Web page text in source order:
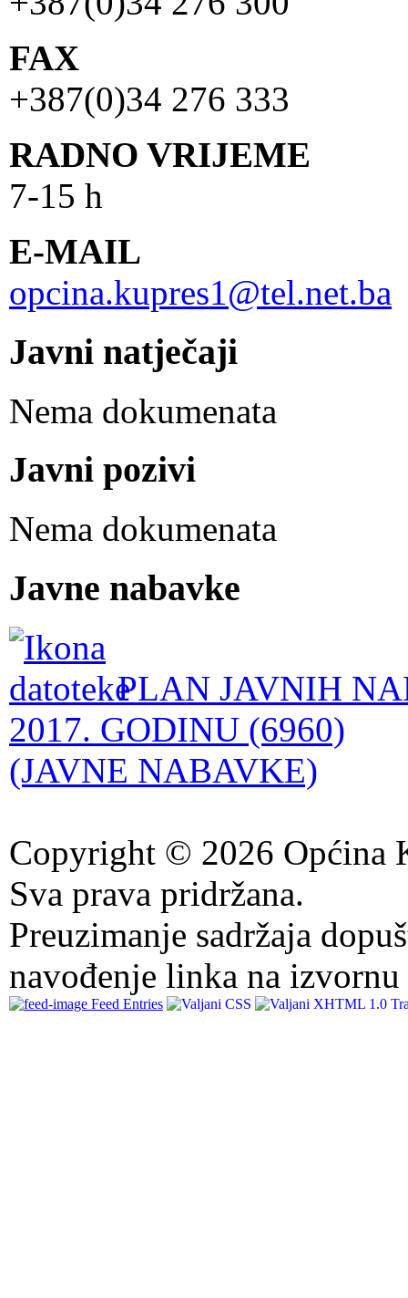
FAX
+387(0)34 276 333
RADNO VRIJEME
7-15 h
E-MAIL
opcina.kupres1@tel.net.ba
Javni natječaji
Nema dokumenata
Javni pozivi
Nema dokumenata
Javne nabavke
PLAN JAVNIH
2017. GODINU (6960)
(JAVNE NABAVKE)
Copyright © 2026 Općina
Sva prava pridržana.
Preuzimanje sadržaja
navođenje linka na izvornu
Feed Entries